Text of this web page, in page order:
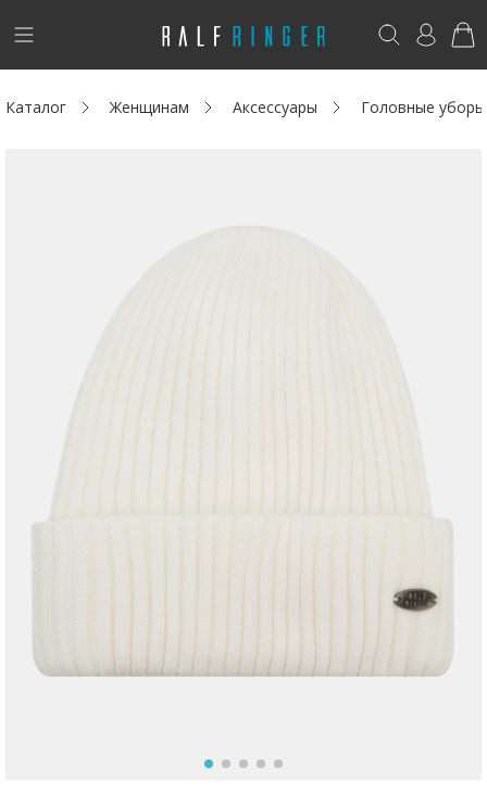
!
Новинки
Возникли вопросы? - club@ralf.ru
Каталог Женщинам Аксессуары Головные уборы